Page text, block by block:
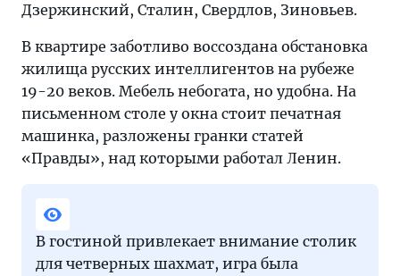
Дзержинский, Сталин, Свердлов, Зиновьев.
В квартире заботливо воссоздана обстановка
жилища русских интеллигентов на рубеже
19-20 веков. Мебель небогата, но удобна. На
письменном столе у окна стоит печатная
машинка, разложены гранки статей
«Правды», над которыми работал Ленин.
В гостиной привлекает внимание столик
для четверных шахмат, игра была